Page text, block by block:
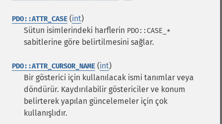
PDO::ATTR_CASE (int)
Sütun isimlerindeki harflerin PDO::CASE_*
sabitlerine göre belirtilmesini sağlar.
PDO::ATTR_CURSOR_NAME (int)
Bir gösterici için kullanılacak ismi tanımlar veya
döndürür. Kaydırılabilir göstericiler ve konum
belirterek yapılan güncelemeler için çok
kullanışlıdır.